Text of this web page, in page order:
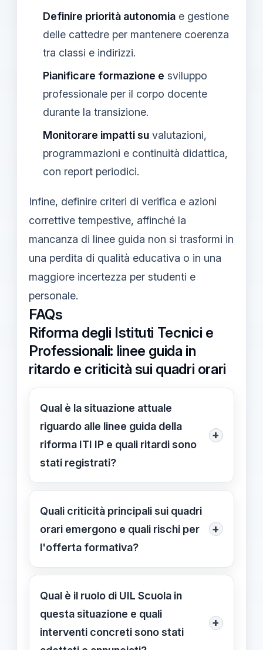
Definire priorità autonomia e gestione
delle cattedre per mantenere coerenza
tra classi e indirizzi.
Pianificare formazione e sviluppo
professionale per il corpo docente
durante la transizione.
Monitorare impatti su valutazioni,
programmazioni e continuità didattica,
con report periodici.
Infine, definire criteri di verifica e azioni
correttive tempestive, affinché la
mancanza di linee guida non si trasformi in
una perdita di qualità educativa o in una
maggiore incertezza per studenti e
personale.
FAQs
Riforma degli Istituti Tecnici e
Professionali: linee guida in
ritardo e criticità sui quadri orari
Qual è la situazione attuale
riguardo alle linee guida della
riforma ITI IP e quali ritardi sono
stati registrati?
+
Le linee guida operative per la riforma
ITI IP sono in ritardo e non pubblicate
in modo chiaro, con mancanza di
riferimenti operativi concreti. Questo
rischio di disomogeneità nelle
pratiche tra istituzioni. UIL Scuola
chiede tempi certi, pubblicazione
Quali criticità principali sui quadri
orari emergono e quali rischi per
l'offerta formativa?
+
I quadri orari prevedono riduzioni e
rimodulazioni che possono ridurre
l'offerta formativa e creare
frammentazione tra indirizzi. Rischi
chiave sono minore profondità
Qual è il ruolo di UIL Scuola in
questa situazione e quali
interventi concreti sono stati
+